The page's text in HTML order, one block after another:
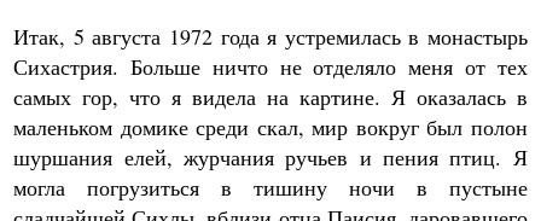
Итак, 5 августа 1972 года я устремилась в монастырь
Сихастрия. Больше ничто не отделяло меня от тех
самых гор, что я видела на картине. Я оказалась в
маленьком домике среди скал, мир вокруг был полон
шуршания елей, журчания ручьев и пения птиц. Я
могла погрузиться в тишину ночи в пустыне